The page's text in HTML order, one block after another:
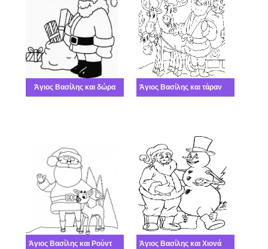
Άγιος Βασίλης και δώρα Άγιος Βασίλης και τάρανδοι
Άγιος Βασίλης και Ρούντολφ Άγιος Βασίλης και Χιονάνθρωπος Ελεύθερος